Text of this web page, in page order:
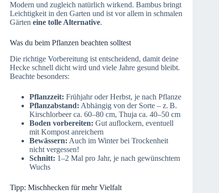
Modern und zugleich natürlich wirkend. Bambus bringt
Leichtigkeit in den Garten und ist vor allem in schmalen
Gärten eine tolle Alternative.
Was du beim Pflanzen beachten solltest
Die richtige Vorbereitung ist entscheidend, damit deine
Hecke schnell dicht wird und viele Jahre gesund bleibt.
Beachte besonders:
Pflanzzeit: Frühjahr oder Herbst, je nach Pflanze
Pflanzabstand: Abhängig von der Sorte – z. B.
Kirschlorbeer ca. 60–80 cm, Thuja ca. 40–50 cm
Boden vorbereiten: Gut auflockern, eventuell
mit Kompost anreichern
Bewässern: Auch im Winter bei Trockenheit
nicht vergessen!
Schnitt: 1–2 Mal pro Jahr, je nach gewünschtem
Wuchs
Tipp: Mischhecken für mehr Vielfalt